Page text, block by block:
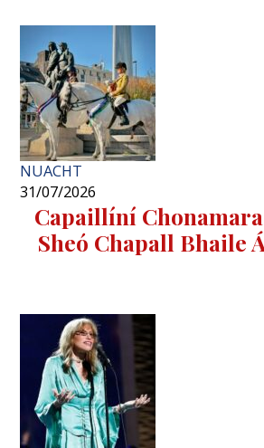
NUACHT
31/07/2026
Capaillíní
Sheó Chapall Bhaile